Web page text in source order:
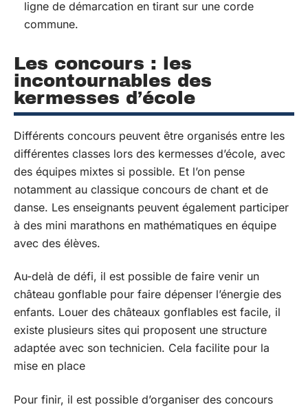
ligne de démarcation en tirant sur une corde
commune.
Les concours : les
incontournables des
kermesses d’école
Différents concours peuvent être organisés entre les
différentes classes lors des kermesses d’école, avec
des équipes mixtes si possible. Et l’on pense
notamment au classique concours de chant et de
danse. Les enseignants peuvent également participer
à des mini marathons en mathématiques en équipe
avec des élèves.
Au-delà de défi, il est possible de faire venir un
château gonflable pour faire dépenser l’énergie des
enfants. Louer des châteaux gonflables est facile, il
existe plusieurs sites qui proposent une structure
adaptée avec son technicien. Cela facilite pour la
mise en place
Pour finir, il est possible d’organiser des concours